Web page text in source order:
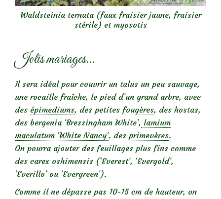
Waldsteinia ternata (faux fraisier jaune, fraisier
stérile) et myosotis
Jolis mariages…
Il sera idéal pour couvrir un talus un peu sauvage,
une rocaille fraîche, le pied d’un grand arbre, avec
des épimediums, des petites fougères, des hostas,
des bergenia ‘Bressingham White’, lamium
maculatum ‘White Nancy’. des primevères.
On pourra ajouter des feuillages plus fins comme
des carex oshimensis (‘Everest’, ‘Evergold’,
‘Everillo’ ou ‘Evergreen’).
Comme il ne dépasse pas 10-15 cm de hauteur, on